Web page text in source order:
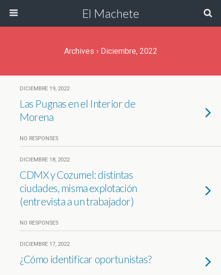
El Machete
Archives › Diciembre, 2022
DICIEMBRE 19, 2022
Las Pugnas en el Interior de
Morena
NO RESPONSES
DICIEMBRE 18, 2022
CDMX y Cozumel: distintas
ciudades, misma explotación
(entrevista a un trabajador)
NO RESPONSES
DICIEMBRE 17, 2022
¿Cómo identificar oportunistas?